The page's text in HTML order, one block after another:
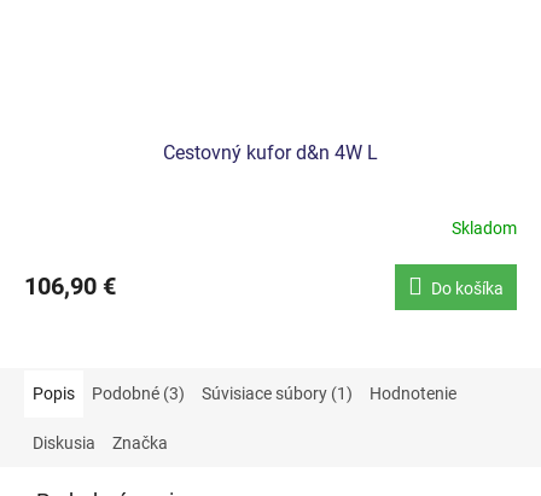
Cestovný kufor d&n 4W L
Skladom
106,90 € Do košíka
Popis Podobné (3) Súvisiace súbory (1) Hodnotenie
Diskusia Značka